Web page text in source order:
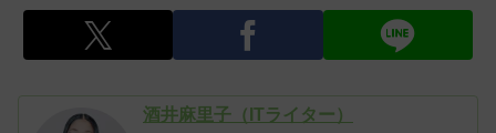
酒井麻里子（ITライター）